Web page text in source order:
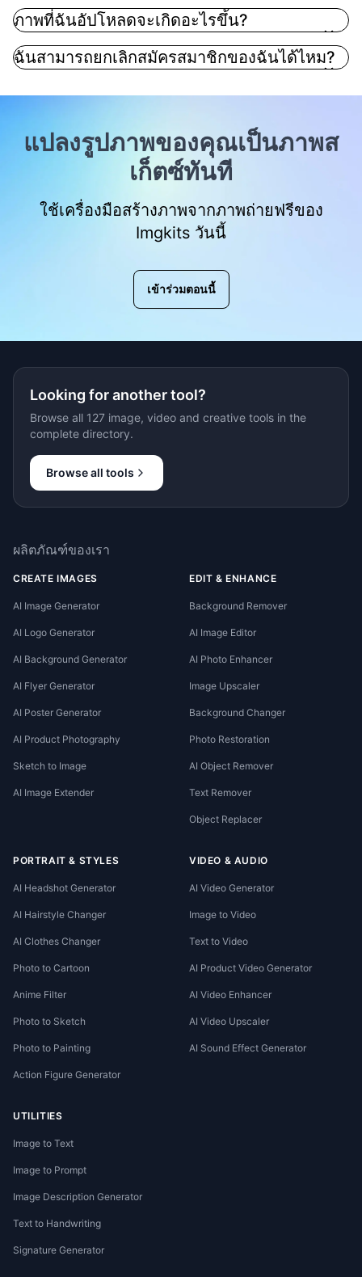
ภาพที่ฉันอัปโหลดจะเกิดอะไรขึ้น?
ฉันสามารถยกเลิกสมัครสมาชิกของฉันได้ไหม?
แปลงรูปภาพของคุณเป็นภาพส
เก็ตซ์ทันที
ใช้เครื่องมือสร้างภาพจากภาพถ่ายฟรีของ
Imgkits วันนี้
เข้าร่วมตอนนี้
Looking for another tool?
Browse all 127 image, video and creative tools in the
complete directory.
Browse all tools
ผลิตภัณฑ์ของเรา
CREATE IMAGES
AI Image Generator
AI Logo Generator
AI Background Generator
AI Flyer Generator
AI Poster Generator
AI Product Photography
Sketch to Image
AI Image Extender
EDIT & ENHANCE
Background Remover
AI Image Editor
AI Photo Enhancer
Image Upscaler
Background Changer
Photo Restoration
AI Object Remover
Text Remover
Object Replacer
PORTRAIT & STYLES
AI Headshot Generator
AI Hairstyle Changer
AI Clothes Changer
Photo to Cartoon
Anime Filter
Photo to Sketch
Photo to Painting
Action Figure Generator
VIDEO & AUDIO
AI Video Generator
Image to Video
Text to Video
AI Product Video Generator
AI Video Enhancer
AI Video Upscaler
AI Sound Effect Generator
UTILITIES
Image to Text
Image to Prompt
Image Description Generator
Text to Handwriting
Signature Generator